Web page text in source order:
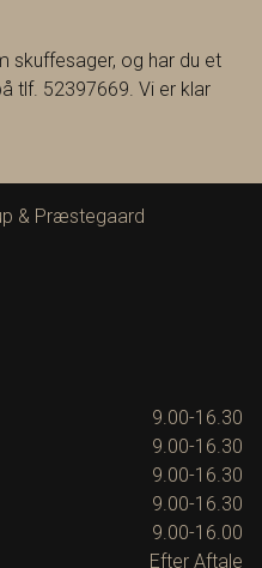
skuffesager, og har du et
tlf. 52397669. Vi er klar
& Præstegaard
9.00-16.30
9.00-16.30
9.00-16.30
9.00-16.30
9.00-16.00
Efter Aftale